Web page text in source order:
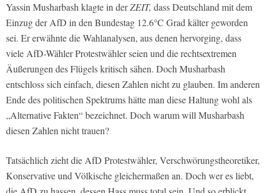
Yassin Musharbash klagte in derZEIT, dass Deutschland mit dem
Einzug der AfD in den Bundestag 12.6°C Grad kälter geworden
sei. Er erwähnte die Wahlanalysen, aus denen hervorging, dass
viele AfD-Wähler Protestwähler seien und die rechtsextremen
Äußerungen des Flügels kritisch sähen. Doch Musharbash
entschloss sich einfach, diesen Zahlen nicht zu glauben. Im anderen
Ende des politischen Spektrums hätte man diese Haltung wohl als
„Alternative Fakten“ bezeichnet. Doch warum will Musharbash
diesen Zahlen nicht trauen?
Tatsächlich zieht die AfD Protestwähler, Verschwörungstheoretiker,
Konservative und Völkische gleichermaßen an. Doch wer es liebt,